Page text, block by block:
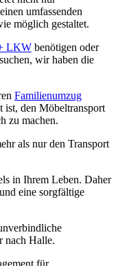
umfassenden
möglich gestaltet.
LKW benötigen oder
suchen, wir haben die
Familienumzug
ist, den Möbeltransport
zu machen.
als nur den Transport
in Ihrem Leben. Daher
eine sorgfältige
nach Halle.